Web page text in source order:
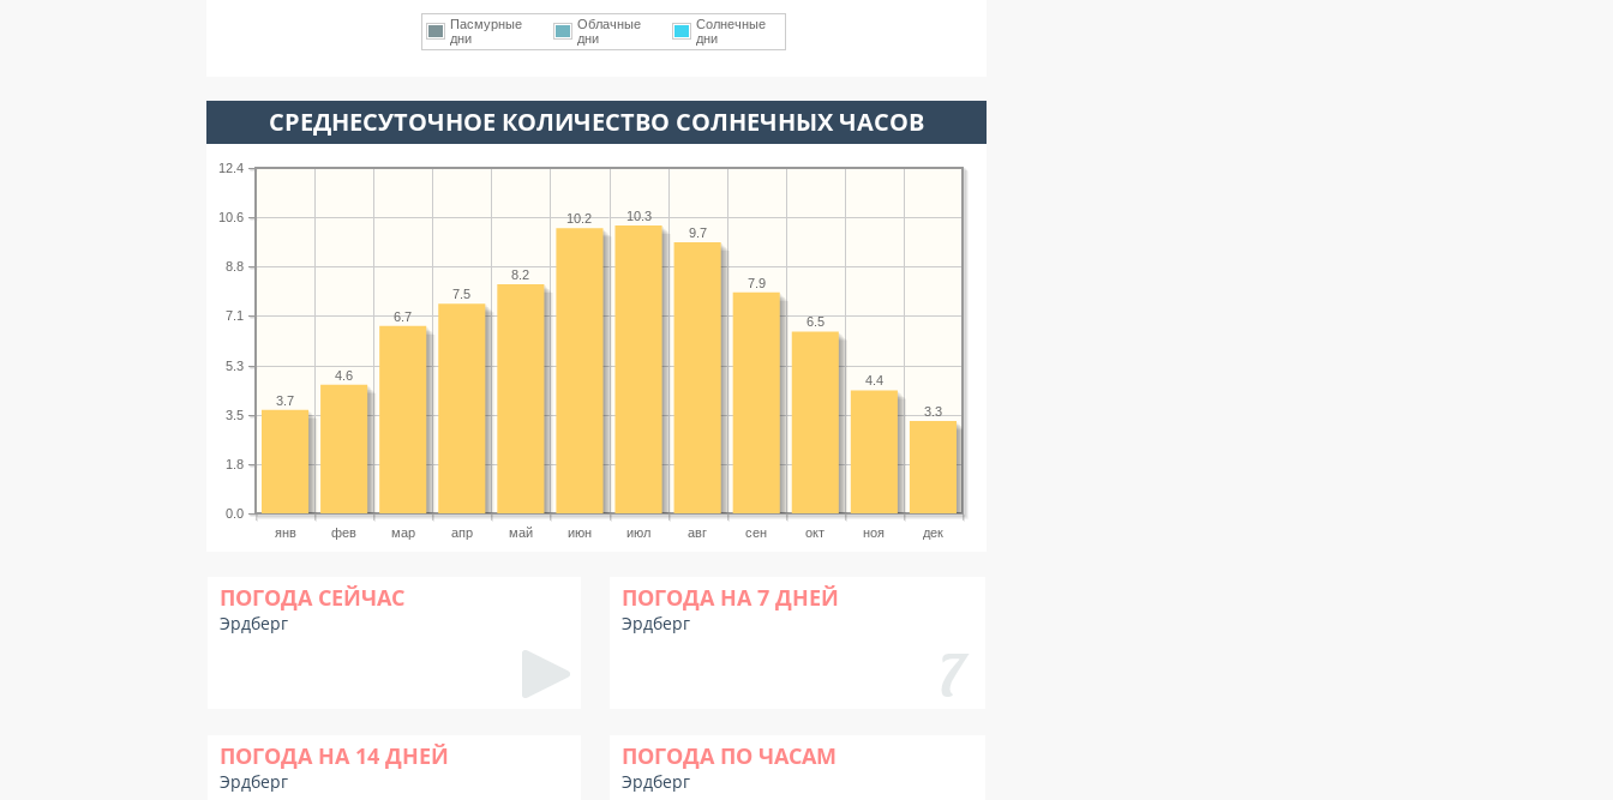
Пасмурные
дни
Облачные
дни
Солнечные
дни
СРЕДНЕСУТОЧНОЕ КОЛИЧЕСТВО СОЛНЕЧНЫХ ЧАСОВ
янв фев мар апр май июн июл авг сен окт ноя дек
0.0
1.8
3.5
5.3
7.1
8.8
10.6
12.4
3.3
4.4
6.5
7.9
9.7
10.3
10.2
8.2
7.5
6.7
4.6
3.7
ПОГОДА СЕЙЧАС
Эрдберг
ПОГОДА НА 7 ДНЕЙ
Эрдберг
ПОГОДА НА 14 ДНЕЙ
Эрдберг
ПОГОДА ПО ЧАСАМ
Эрдберг